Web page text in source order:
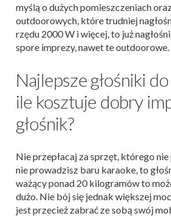
myślą o dużych pomieszczeniach
outdoorowych, które trudniej
rzędu 2000 W i więcej, to już
spore imprezy, nawet te outdoorowe.
Najlepsze głośniki
ile kosztuje dobry
głośnik?
Nie przepłacaj za sprzęt, którego
nie prowadzisz baru karaoke, to
ważący ponad 20 kilogramów to
dużo. Nie bój się jednak większej
jest przecież zabrać ze sobą swój